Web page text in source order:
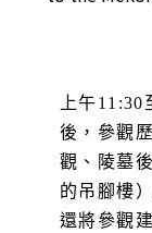
上午11:30
後，參觀
觀、陵墓
的吊腳樓
還將參觀